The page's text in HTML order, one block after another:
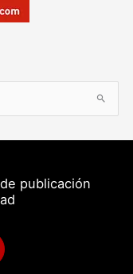
publicación